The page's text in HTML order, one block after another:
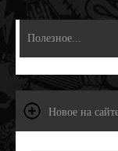
Полезное...
Новое на